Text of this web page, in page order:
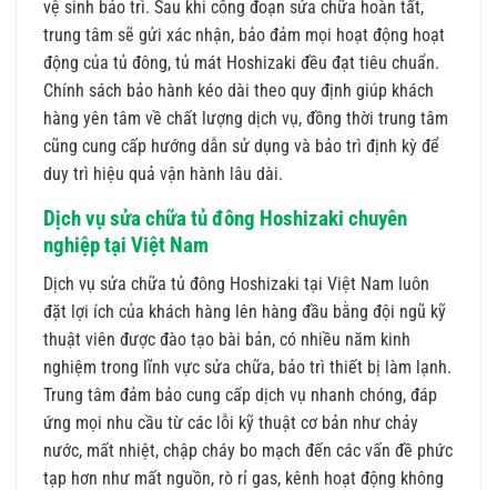
vệ sinh bảo trì. Sau khi công đoạn sửa chữa hoàn tất,
trung tâm sẽ gửi xác nhận, bảo đảm mọi hoạt động hoạt
động của tủ đông, tủ mát Hoshizaki đều đạt tiêu chuẩn.
Chính sách bảo hành kéo dài theo quy định giúp khách
hàng yên tâm về chất lượng dịch vụ, đồng thời trung tâm
cũng cung cấp hướng dẫn sử dụng và bảo trì định kỳ để
duy trì hiệu quả vận hành lâu dài.
Dịch vụ sửa chữa tủ đông Hoshizaki chuyên
nghiệp tại Việt Nam
Dịch vụ sửa chữa tủ đông Hoshizaki tại Việt Nam luôn
đặt lợi ích của khách hàng lên hàng đầu bằng đội ngũ kỹ
thuật viên được đào tạo bài bản, có nhiều năm kinh
nghiệm trong lĩnh vực sửa chữa, bảo trì thiết bị làm lạnh.
Trung tâm đảm bảo cung cấp dịch vụ nhanh chóng, đáp
ứng mọi nhu cầu từ các lỗi kỹ thuật cơ bản như chảy
nước, mất nhiệt, chập cháy bo mạch đến các vấn đề phức
tạp hơn như mất nguồn, rò rỉ gas, kênh hoạt động không